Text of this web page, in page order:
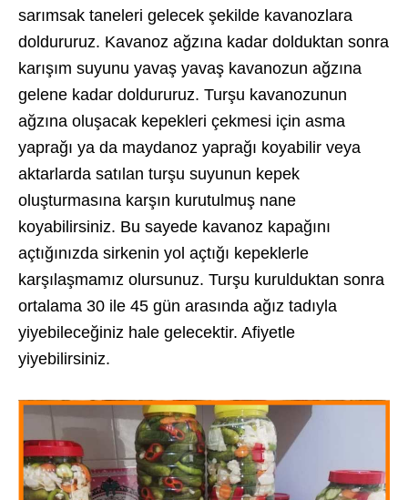
sarımsak taneleri gelecek şekilde kavanozlara
doldururuz. Kavanoz ağzına kadar dolduktan sonra
karışım suyunu yavaş yavaş kavanozun ağzına
gelene kadar doldururuz. Turşu kavanozunun
ağzına oluşacak kepekleri çekmesi için asma
yaprağı ya da maydanoz yaprağı koyabilir veya
aktarlarda satılan turşu suyunun kepek
oluşturmasına karşın kurutulmuş nane
koyabilirsiniz. Bu sayede kavanoz kapağını
açtığınızda sirkenin yol açtığı kepeklerle
karşılaşmamız olursunuz. Turşu kurulduktan sonra
ortalama 30 ile 45 gün arasında ağız tadıyla
yiyebileceğiniz hale gelecektir. Afiyetle
yiyebilirsiniz.